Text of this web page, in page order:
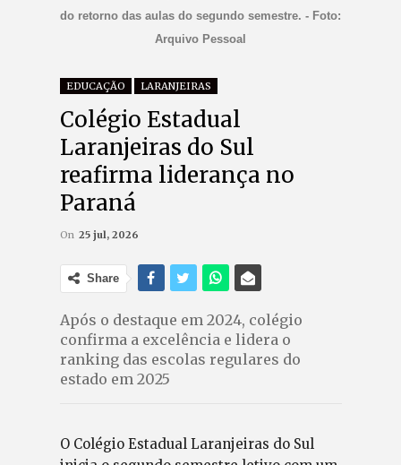
do retorno das aulas do segundo semestre. - Foto:
Arquivo Pessoal
EDUCAÇÃO LARANJEIRAS
Colégio Estadual
Laranjeiras do Sul
reafirma liderança no
Paraná
On 25 jul, 2026
Share
Após o destaque em 2024, colégio
confirma a excelência e lidera o
ranking das escolas regulares do
estado em 2025
O Colégio Estadual Laranjeiras do Sul